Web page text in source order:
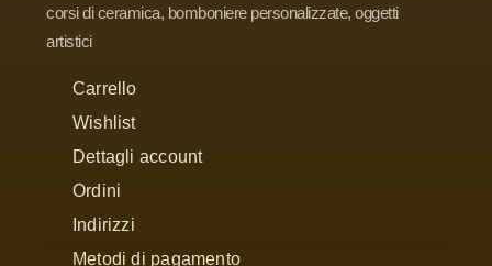
corsi di ceramica, bomboniere personalizzate, oggetti
artistici
Carrello
Wishlist
Dettagli account
Ordini
Indirizzi
Metodi di pagamento